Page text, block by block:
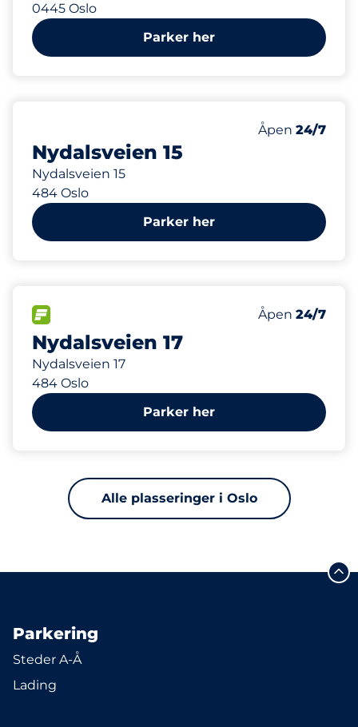
0445 Oslo
Parker her
Nydalsveien 15
Nydalsveien 15
484 Oslo
Antall
70
Åpen 24/7
Parker her
Nydalsveien 17
Nydalsveien 17
484 Oslo
Antall
15
Åpen 24/7
Parker her
Alle plasseringer i Oslo
Parkering
Steder A-Å
Lading